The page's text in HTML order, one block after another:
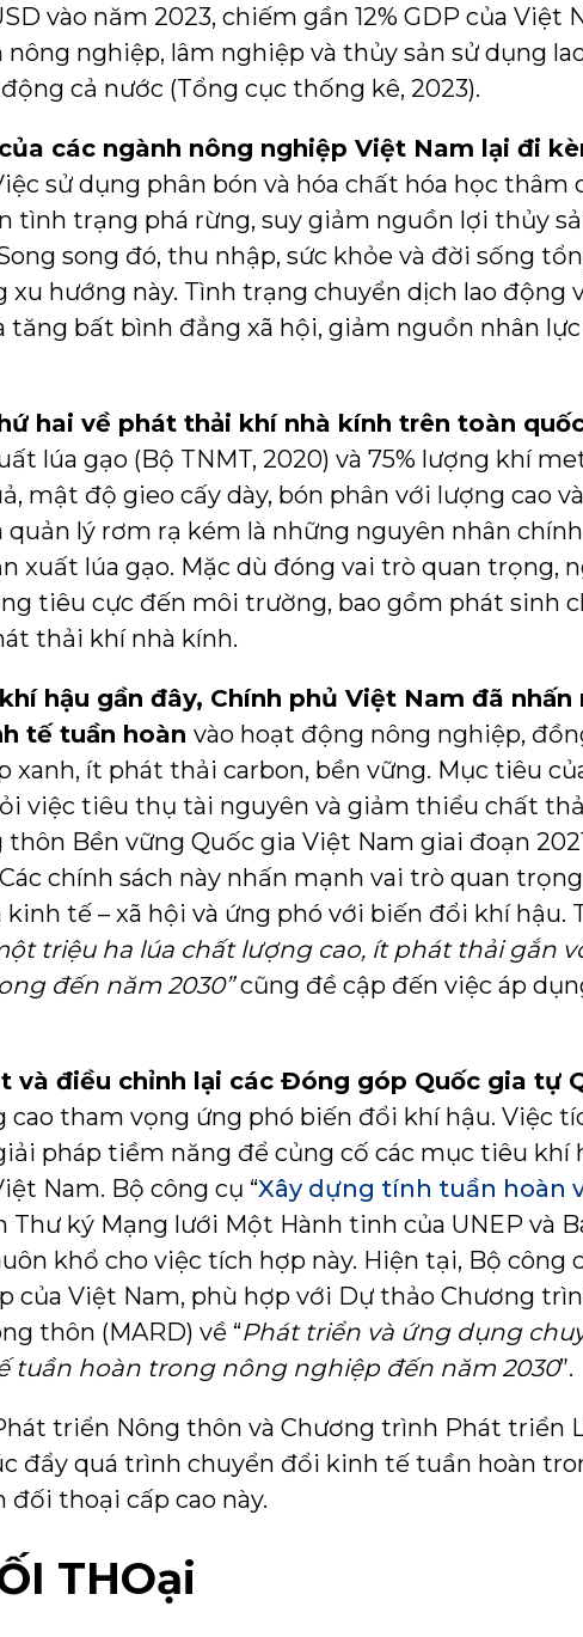
vào năm 2023, chiếm gần 12% GDP của Việt
nghiệp, lâm nghiệp và thủy sản sử dụng
cả nước (Tổng cục thống kê, 2023).
các ngành nông nghiệp Việt Nam lại đi
sử dụng phân bón và hóa chất hóa học thâm
tình trạng phá rừng, suy giảm nguồn lợi thủy
song đó, thu nhập, sức khỏe và đời sống
hướng này. Tình trạng chuyển dịch lao động
bất bình đẳng xã hội, giảm nguồn nhân lực
hai về phát thải khí nhà kính trên toàn
lúa gạo (Bộ TNMT, 2020) và 75% lượng khí
mật độ gieo cấy dày, bón phân với lượng cao
lý rơm rạ kém là những nguyên nhân
xuất lúa gạo. Mặc dù đóng vai trò quan trọng,
tiêu cực đến môi trường, bao gồm phát sinh
thải khí nhà kính.
hậu gần đây, Chính phủ Việt Nam đã nhấn
tế tuần hoàn vào hoạt động nông nghiệp,
xanh, ít phát thải carbon, bền vững. Mục tiêu
việc tiêu thụ tài nguyên và giảm thiểu chất
Bền vững Quốc gia Việt Nam giai đoạn
chính sách này nhấn mạnh vai trò quan
tế – xã hội và ứng phó với biến đổi khí hậu.
triệu ha lúa chất lượng cao, ít phát thải gắn
đến năm 2030”cũng đề cập đến việc áp
và điều chỉnh lại các Đóng góp Quốc gia tự
cao tham vọng ứng phó biến đổi khí hậu. Việc
pháp tiềm năng để củng cố các mục tiêu khí
Nam. Bộ công cụ “Xây dựng tính tuần hoàn
Thư ký Mạng lưới Một Hành tinh của UNEP và
khổ cho việc tích hợp này. Hiện tại, Bộ công
Việt Nam, phù hợp với Dự thảo Chương
thôn (MARD) về “Phát triển và ứng dụng
tuần hoàn trong nông nghiệp đến năm 2030”.
triển Nông thôn và Chương trình Phát triển
đẩy quá trình chuyển đổi kinh tế tuần hoàn
thoại cấp cao này.
THOại